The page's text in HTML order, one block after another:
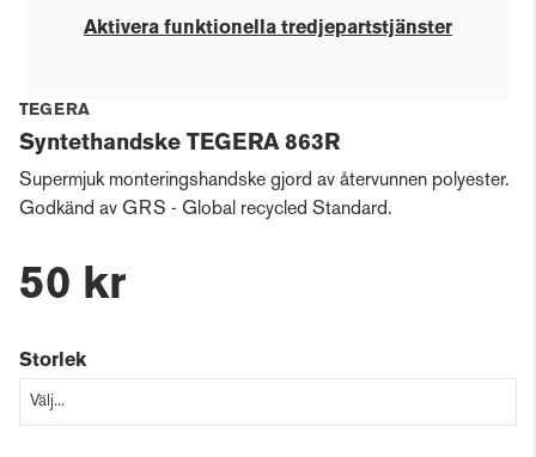
Aktivera funktionella tredjepartstjänster
TEGERA
Syntethandske TEGERA 863R
Supermjuk monteringshandske gjord av återvunnen polyester.
Godkänd av GRS - Global recycled Standard.
50 kr
Storlek